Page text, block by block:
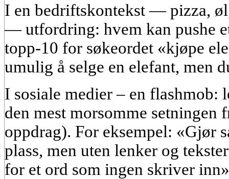
I en bedriftskontekst — pizza,
— utfordring: hvem kan pushe
topp-10 for søkeordet «kjøpe
umulig å selge en elefant, men
I sosiale medier – en flashmob:
den mest morsomme setningen
oppdrag). For eksempel: «Gjør
plass, men uten lenker og
for et ord som ingen skriver